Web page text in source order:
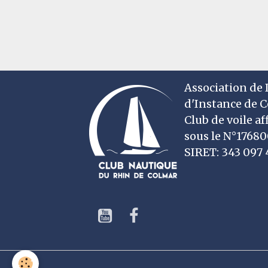
Association
d'Instance de
Club de voile
sous le
SIRET: 343